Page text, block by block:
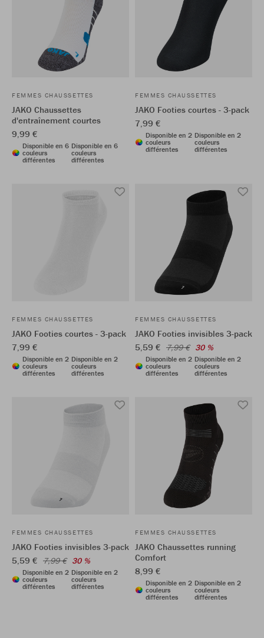
FEMMES CHAUSSETTES
JAKO Chaussettes
d'entraînement courtes
9,99 €
Disponible en 6
couleurs
différentes
Disponible en 6
couleurs
différentes
FEMMES CHAUSSETTES
JAKO Footies courtes - 3-pack
7,99 €
Disponible en 2
couleurs
différentes
Disponible en 2
couleurs
différentes
FEMMES CHAUSSETTES
JAKO Footies courtes - 3-pack
7,99 €
Disponible en 2
couleurs
différentes
Disponible en 2
couleurs
différentes
FEMMES CHAUSSETTES
JAKO Footies invisibles 3-pack
5,59 € 7,99 € 30 %
Disponible en 2
couleurs
différentes
Disponible en 2
couleurs
différentes
FEMMES CHAUSSETTES
JAKO Footies invisibles 3-pack
5,59 € 7,99 € 30 %
Disponible en 2
couleurs
différentes
Disponible en 2
couleurs
différentes
FEMMES CHAUSSETTES
JAKO Chaussettes running
Comfort
8,99 €
Disponible en 2
couleurs
différentes
Disponible en 2
couleurs
différentes